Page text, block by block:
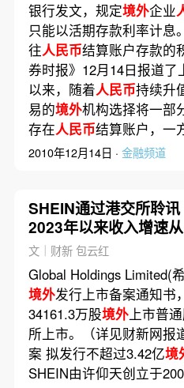
银行发文，规定境外企业
只能以活期存款利率计息
往人民币结算账户存款的
券时报》12月14日报道
以来，随着人民币持续升
易的境外机构选择将一部
存在人民币结算账户，
2010年12月14日 · 金融频道
SHEIN通过港交所聆讯
2023年以来收入增速从
41.1%放缓至1.1%
文｜财新 包云红
Global Holdings Limited(
境外发行上市备案通知书
34161.3万股境外上市普
所上市。（详见财新网报
案 拟发行不超过3.42亿境
SHEIN由许仰天创立于